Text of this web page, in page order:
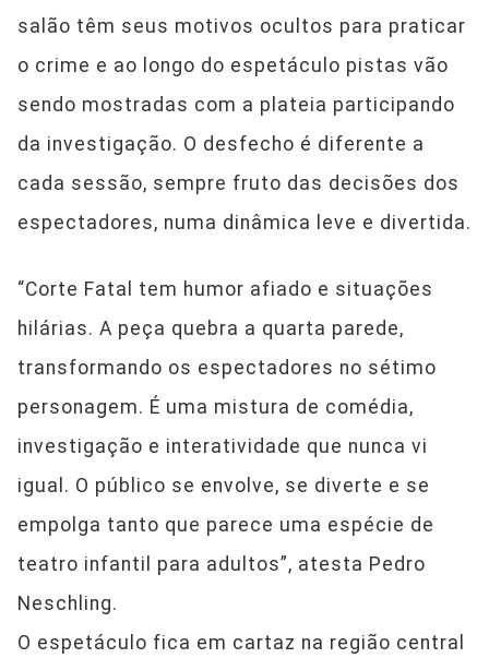
salão têm seus motivos ocultos para praticar
o crime e ao longo do espetáculo pistas vão
sendo mostradas com a plateia participando
da investigação. O desfecho é diferente a
cada sessão, sempre fruto das decisões dos
espectadores, numa dinâmica leve e divertida.
“Corte Fatal tem humor afiado e situações
hilárias. A peça quebra a quarta parede,
transformando os espectadores no sétimo
personagem. É uma mistura de comédia,
investigação e interatividade que nunca vi
igual. O público se envolve, se diverte e se
empolga tanto que parece uma espécie de
teatro infantil para adultos”, atesta Pedro
Neschling.
O espetáculo fica em cartaz na região central